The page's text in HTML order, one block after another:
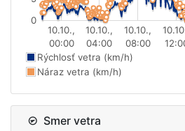
10.10.,
00:00
10.10.,
04:00
10.10.,
08:00
0
Rýchlosť vetra (km/h)
Náraz vetra (km/h)
Smer vetra